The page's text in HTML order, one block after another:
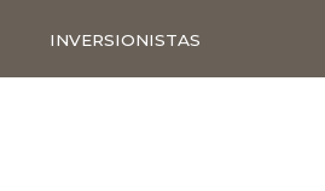
INVERSIONISTAS